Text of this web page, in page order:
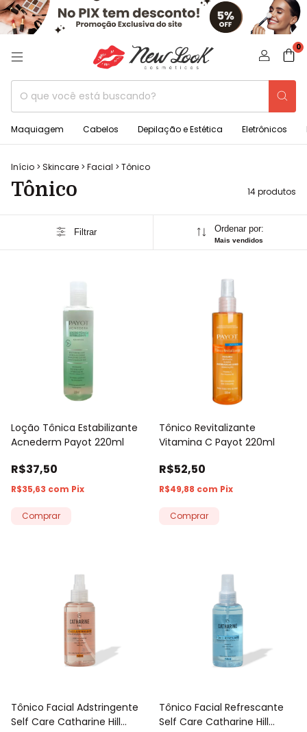
0
Maquiagem Cabelos Depilação e Estética Eletrônicos
Início > Skincare > Facial > Tônico
Tônico 14 produtos
Filtrar Ordenar por:
Mais vendidos
Loção Tônica Estabilizante
Acnederm Payot 220ml
R$37,50
R$35,63 com Pix
Tônico Revitalizante
Vitamina C Payot 220ml
R$52,50
R$49,88 com Pix
Tônico Facial Adstringente
Self Care Catharine Hill
Tônico Facial Refrescante
Self Care Catharine Hill